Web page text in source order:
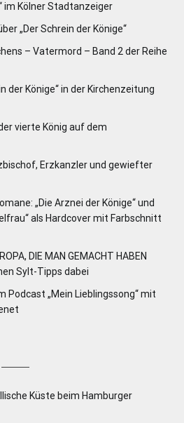
im Kölner Stadtanzeiger
„Der Schrein der Könige“
– Vatermord – Band 2 der Reihe
der Könige“ in der Kirchenzeitung
vierte König auf dem
Erzkanzler und gewiefter
„Die Arznei der Könige“ und
als Hardcover mit Farbschnitt
DIE MAN GEMACHT HABEN
Sylt-Tipps dabei
Podcast „Mein Lieblingssong“ mit
Küste beim Hamburger